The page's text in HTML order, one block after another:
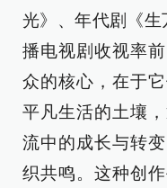
光》、年代剧《
播电视剧收视率
众的核心，在于
平凡生活的土壤
流中的成长与转
织共鸣。这种创